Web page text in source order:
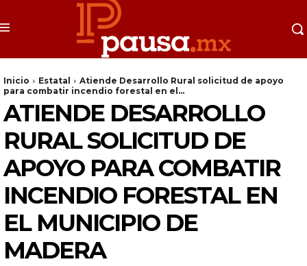
Inicio Estatal
Atiende Desarrollo Rural solicitud de apoyo
para combatir incendio forestal en el...
ATIENDE DESARROLLO
RURAL SOLICITUD DE
APOYO PARA COMBATIR
INCENDIO FORESTAL EN
EL MUNICIPIO DE
MADERA